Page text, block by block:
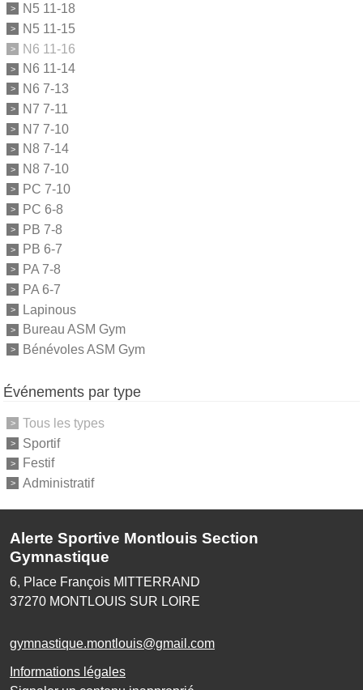
N5 11-18
N5 11-15
N6 11-16
N6 11-14
N6 7-13
N7 7-11
N7 7-10
N8 7-14
N8 7-10
PC 7-10
PC 6-8
PB 7-8
PB 6-7
PA 7-8
PA 6-7
Lapinous
Bureau ASM Gym
Bénévoles ASM Gym
Événements par type
Tous les types
Sportif
Festif
Administratif
Alerte Sportive Montlouis Section
Gymnastique
6, Place François MITTERRAND
37270 MONTLOUIS SUR LOIRE
gymnastique.montlouis@gmail.com
Informations légales